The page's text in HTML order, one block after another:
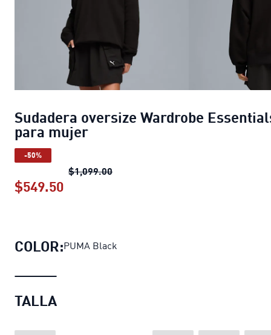
Sudadera oversize Wardrobe
para mujer
-50%
$1,099.00Sudadera oversize Wardrobe
$549.50
COLOR:PUMA Black
TALLA